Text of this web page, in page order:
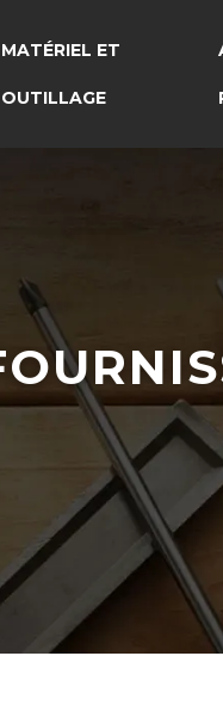
MATÉRIEL ET
OUTILLAGE